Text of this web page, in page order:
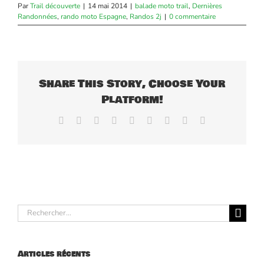
ParTrail découverte | 14 mai 2014 | balade moto trail, Dernières
Randonnées, rando moto Espagne, Randos 2j | 0 commentaire
Share This Story, Choose Your
Platform!
Facebook Reddit LinkedInWhatsApp
TumblrPinterest
Rechercher:
Articles récents